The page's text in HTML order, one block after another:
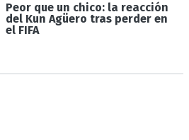
Peor que un chico: la reacción
del Kun Agüero tras perder en
el FIFA